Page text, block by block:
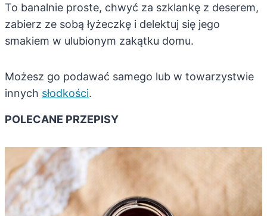
To banalnie proste, chwyć za szklankę z deserem,
zabierz ze sobą łyżeczkę i delektuj się jego
smakiem w ulubionym zakątku domu.
Możesz go podawać samego lub w towarzystwie
innych słodkości.
POLECANE PRZEPISY